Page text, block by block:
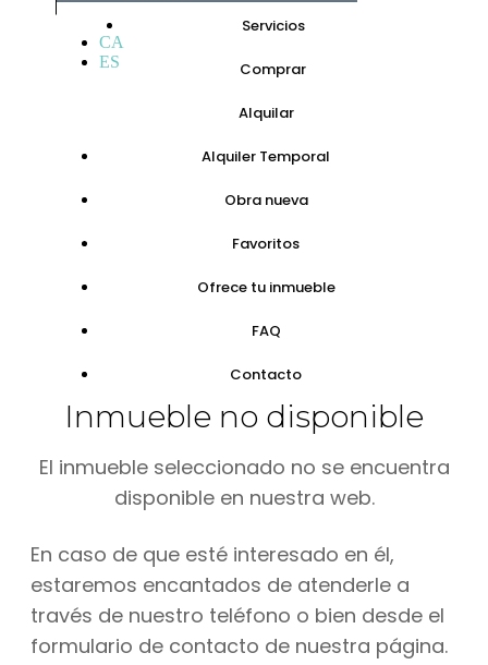
CA
ES
Servicios
Comprar
Alquilar
Alquiler Temporal
Obra nueva
Favoritos
Ofrece tu inmueble
FAQ
Contacto
Inmueble no disponible
El inmueble seleccionado no se encuentra
disponible en nuestra web.
En caso de que esté interesado en él,
estaremos encantados de atenderle a
través de nuestro teléfono o bien desde el
formulario de contacto de nuestra página.